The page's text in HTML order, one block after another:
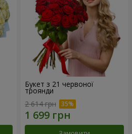
Букет з 21 червоної
троянди
2 614 грн